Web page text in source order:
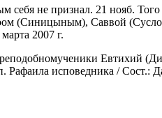
себя не признал. 21 нояб.
(Синицыным), Саввой
2007 г.
Евтихий
исповедника / Сост.: